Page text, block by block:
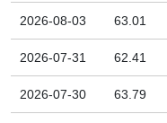
2026-08-03 63.01
2026-07-31 62.41
2026-07-30 63.79